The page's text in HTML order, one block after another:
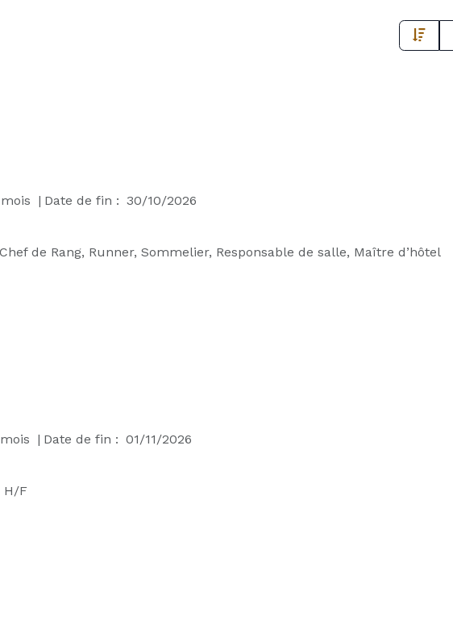
mois | Date de fin : 30/10/2026
de Rang, Runner, Sommelier, Responsable de salle, Maître d’hôtel
mois | Date de fin : 01/11/2026
H/F